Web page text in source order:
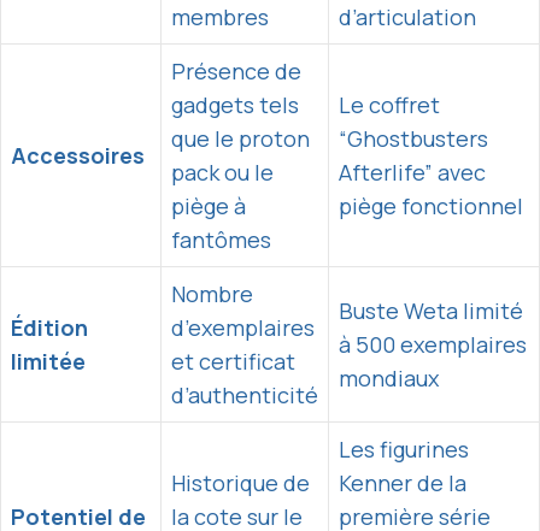
membres
d’articulation
Accessoires
Présence de
gadgets tels
que le proton
pack ou le
piège à
fantômes
Le coffret
“Ghostbusters
Afterlife” avec
piège fonctionnel
Édition
limitée
Nombre
d’exemplaires
et certificat
d’authenticité
Buste Weta limité
à 500 exemplaires
mondiaux
Potentiel de
Historique de
la cote sur le
Les figurines
Kenner de la
première série